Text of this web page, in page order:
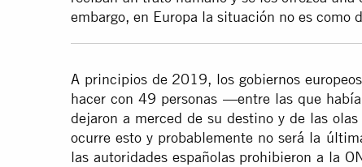
embargo, en Europa la situación no es como
A principios de 2019, los gobiernos
hacer con 49 personas —entre las que
dejaron a merced de su destino y de las
ocurre esto y probablemente no será la
las autoridades españolas prohibieron a la